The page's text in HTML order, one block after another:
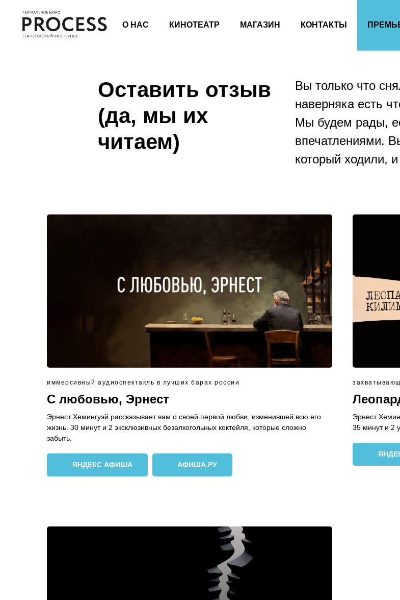
О НАС КИНОТЕАТР МАГАЗИН КОНТАКТЫ
Оставить отзыв
(да, мы их
читаем)
Вы только что
наверняка есть
Мы будем рады,
впечатлениями.
который ходили,
иммерсивный аудиоспектакль в лучших барах россии
С любовью, Эрнест
Эрнест Хемингуэй рассказывает вам о своей первой любви, изменившей всю его
жизнь. 30 минут и 2 эксклюзивных безалкогольных коктейля, которые сложно
забыть.
ЯНДЕКС АФИША АФИША.РУ
Эрнест
35 минут и 2